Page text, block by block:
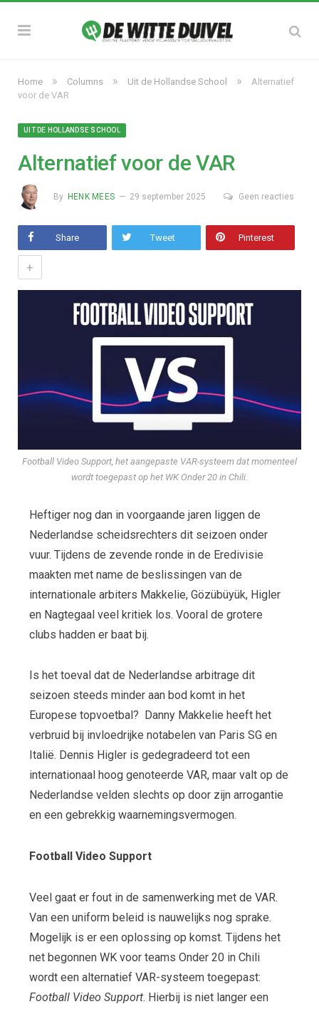
Home » Columns » Uit de Hollandse School »
Alternatief
voor de VAR
UIT DE HOLLANDSE SCHOOL
Alternatief voor de VAR
By HENK MEES 29 september 2025 Geen reacties
Share Tweet Pinterest
+
Football Video Support, het aangepaste VAR-systeem dat momenteel
wordt toegepast op het WK Onder 20 in Chili.
Heftiger nog dan in voorgaande jaren liggen de
Nederlandse scheidsrechters dit seizoen onder
vuur. Tijdens de zevende ronde in de Eredivisie
maakten met name de beslissingen van de
internationale arbiters Makkelie, Gözübüyük, Higler
en Nagtegaal veel kritiek los. Vooral de grotere
clubs hadden er baat bij.
Is het toeval dat de Nederlandse arbitrage dit
seizoen steeds minder aan bod komt in het
Europese topvoetbal? Danny Makkelie heeft het
verbruid bij invloedrijke notabelen van Paris SG en
Italië. Dennis Higler is gedegradeerd tot een
internationaal hoog genoteerde VAR, maar valt op de
Nederlandse velden slechts op door zijn arrogantie
en een gebrekkig waarnemingsvermogen.
Football Video Support
Veel gaat er fout in de samenwerking met de VAR.
Van een uniform beleid is nauwelijks nog sprake.
Mogelijk is er een oplossing op komst. Tijdens het
net begonnen WK voor teams Onder 20 in Chili
wordt een alternatief VAR-systeem toegepast:
Football Video Support. Hierbij is niet langer een